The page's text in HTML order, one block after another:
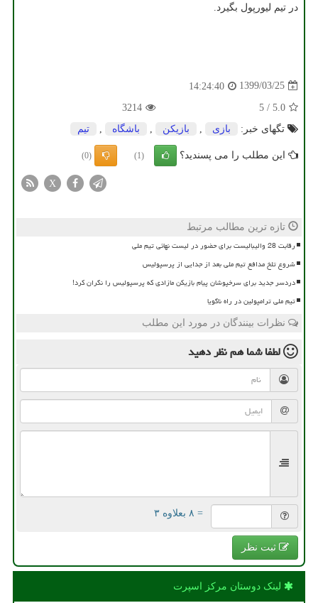
در تیم لیورپول بگیرد.
1399/03/25
14:24:40
5.0
/
5
3214
تگهای خبر:
بازی بازیكن باشگاه تیم
این مطلب را می پسندید؟ (1)
(0)
X
تازه ترین مطالب مرتبط
رقابت 28 والیبالیست برای حضور در لیست نهائی تیم ملی
شروع تلخ مدافع تیم ملی بعد از جدایی از پرسپولیس
دردسر جدید برای سرخپوشان پیام بازیکن مازادی که پرسپولیس را نگران کرد!
تیم ملی ترامپولین در راه ناگویا
نظرات بینندگان در مورد این مطلب
لطفا شما همنظر دهید
= ۸ بعلاوه ۳
ثبت نظر
لینک دوستان مركز اسپرت